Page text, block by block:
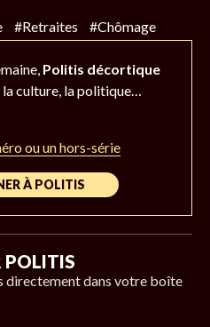
#Retraites #Chômage
Politis décortique
la culture, la politique…
ou un hors-série
À POLITIS
POLITIS
directement dans votre boîte